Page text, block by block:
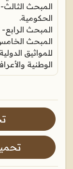
المبحث الثالث-
الحكومية.
المبحث الرابع-
المبحث
للمواثيق
الوطنية